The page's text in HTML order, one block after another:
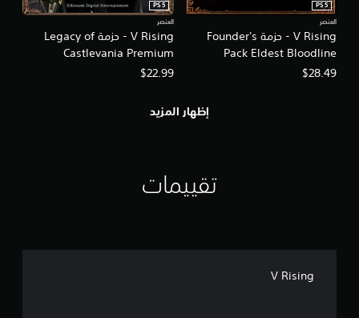
V Rising - حزمة Founder's
Pack Eldest Bloodline
PS5
العنصر
$28.49
V Rising - حزمة Legacy of
Castlevania Premium
PS5
العنصر
$22.99
إظهار المزيد
تقييمات
V Rising